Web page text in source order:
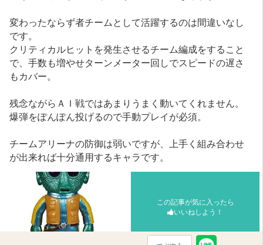
変わったならず者チームとして活躍するのは間違いなし
です。
クリティカルヒットを発生させるチーム編成をすること
で、手数も増やせターンメーター回しでスピードの遅さ
もカバー。
残念ながらＡＩ戦ではあまりうまく動いてくれません。
爆弾をぽんぽん投げるので手動プレイが必須。
チームアリーナの防御は弱いですが、上手く組み合わせ
が出来れば十分通用するキャラです。
この記事が気に入ったら
いいねしよう！